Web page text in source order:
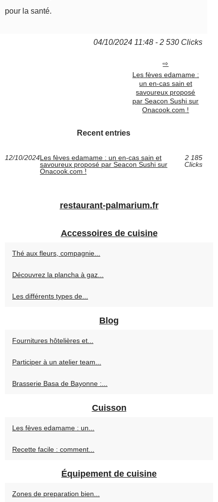
pour la santé.
04/10/2024 11:48 - 2 530 Clicks
Les fèves edamame :
un en-cas sain et
savoureux proposé
par Seacon Sushi sur
Onacook.com !
Recent entries
12/10/2024Les fèves edamame : un en-cas sain et
savoureux proposé par Seacon Sushi sur
Onacook.com !
2 185
Clicks
restaurant-palmarium.fr
Accessoires de cuisine
Thé aux fleurs, compagnie...
Découvrez la plancha à gaz...
Les différents types de...
Blog
Fournitures hôtelières et...
Participer à un atelier team...
Brasserie Basa de Bayonne :...
Cuisson
Les fèves edamame : un...
Recette facile : comment...
Équipement de cuisine
Zones de preparation bien...